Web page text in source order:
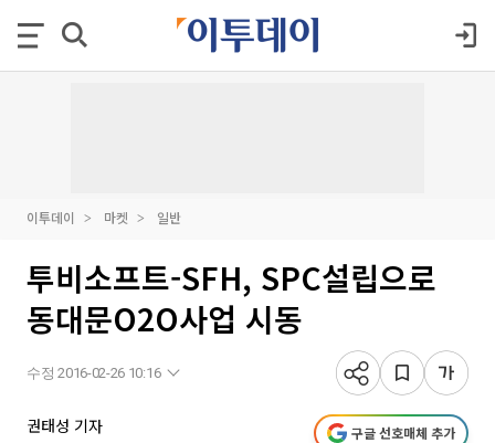
이투데이 마켓 일반
투비소프트-SFH, SPC설립으로
동대문O2O사업 시동
수정 2016-02-26 10:16
권태성 기자 구글 선호매체 추가